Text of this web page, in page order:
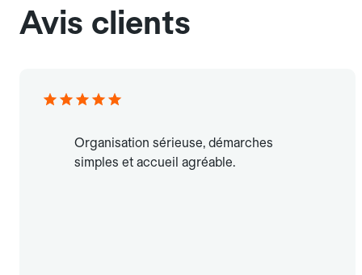
Avis clients
Organisation sérieuse, démarches
simples et accueil agréable.